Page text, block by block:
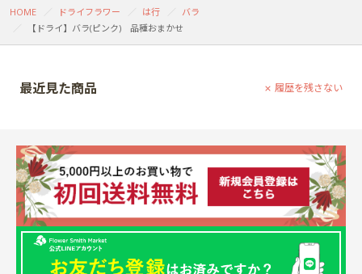
HOME ドライフラワー は行
バラ
【ドライ】バラ(ピンク) 品種おまかせ
最近見た商品 履歴を残さない